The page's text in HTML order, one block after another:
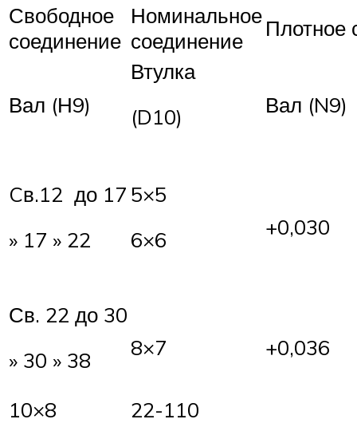
Свободное
соединение
Номинальное
соединение
Плотное
Вал (Н9)
Втулка
(D10)
Вал (N9)
Cв.12 до 17
» 17 » 22
5×5
6×6
+0,030
Св. 22 до 30
» 30 » 38
8×7 +0,036
10×8
22-110